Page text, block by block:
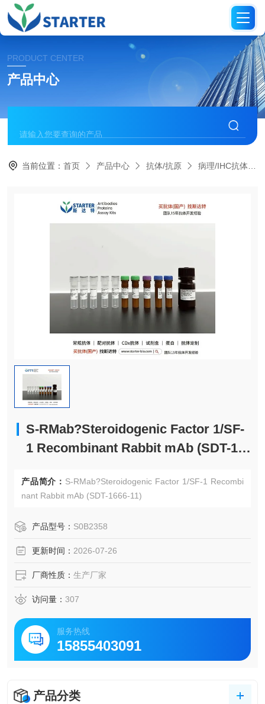
PRODUCT CENTER
产品中心
当前位置：首页 产品中心 抗体/抗原 病理/IHC抗体
S-RMab?Steroidogenic Factor 1/SF-
1 Recombinant Rabbit mAb (SDT-16
产品简介： S-RMab?Steroidogenic Factor 1/SF-1 Recombi
nant Rabbit mAb (SDT-1666-11)
产品型号： S0B2358
更新时间： 2026-07-26
厂商性质： 生产厂家
访问量： 307
服务热线
15855403091
产品分类